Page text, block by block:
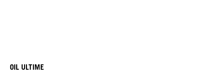
OIL ULTIME